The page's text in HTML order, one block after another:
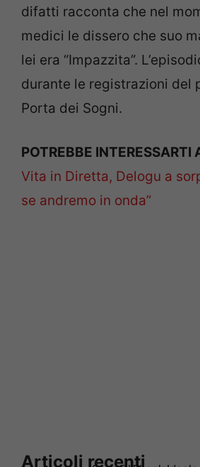
difatti racconta che nel
medici le dissero che suo
lei era “Impazzita”.
durante le registrazioni del
Porta dei Sogni.
POTREBBE INTERESSARTI
Vita in Diretta, Delogu a
se andremo in onda”
Articoli recenti